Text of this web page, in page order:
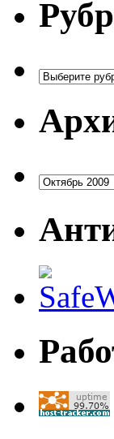
Рубрики